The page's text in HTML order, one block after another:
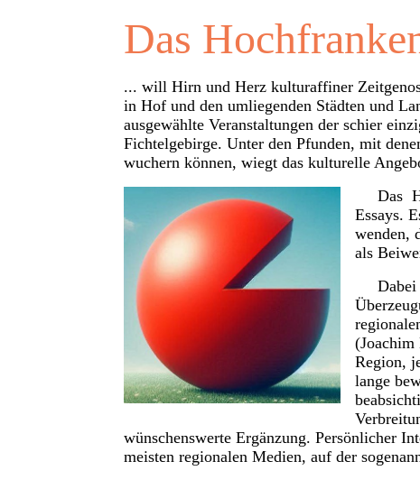
Das
... will Hirn und Herz kulturaffiner
in Hof und den umliegenden Städten und
ausgewählte Veranstaltungen der schier
Fichtelgebirge. Unter den Pfunden, mit
wuchern können, wiegt das kulturelle
Das
Essays.
wenden,
als
Dabei
(Joachim
Region,
lange
wünschenswerte Ergänzung. Persönlicher
meisten regionalen Medien, auf der